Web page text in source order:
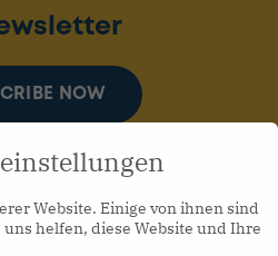
NOW
Website. Einige von ihnen sind
helfen, diese Website und Ihre